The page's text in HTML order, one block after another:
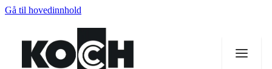
Gå til hovedinnhold